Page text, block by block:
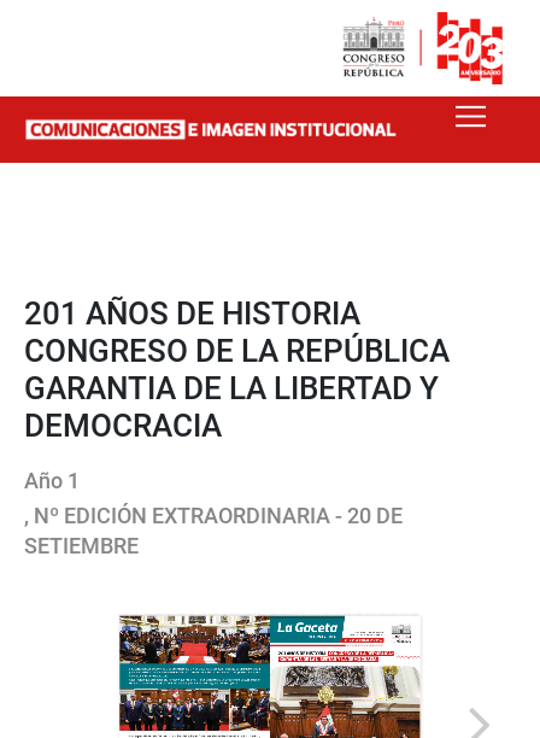
201 AÑOS DE HISTORIA
CONGRESO DE LA REPÚBLICA
GARANTIA DE LA LIBERTAD Y
DEMOCRACIA
Año 1
, Nº EDICIÓN EXTRAORDINARIA - 20 DE
SETIEMBRE